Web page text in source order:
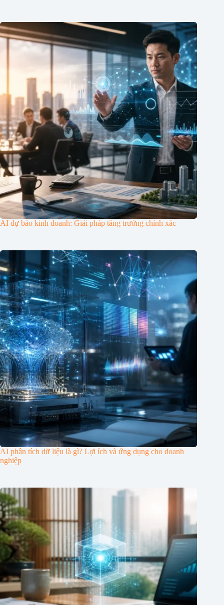
AI dự báo kinh doanh: Giải pháp tăng trưởng chính xác
AI phân tích dữ liệu là gì? Lợi ích và ứng dụng cho doanh
nghiệp